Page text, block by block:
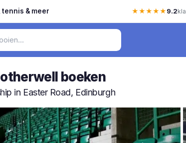
& meer ★★★★★9.2
boeken
in Easter Road, Edinburgh